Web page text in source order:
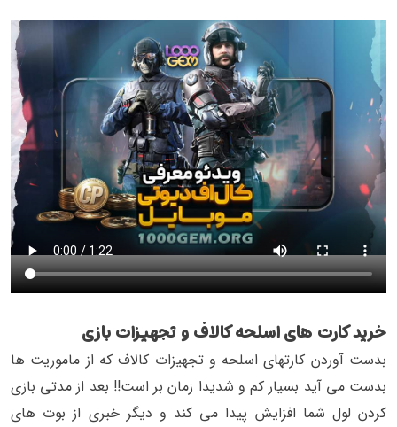
خرید کارت های اسلحه کالاف و تجهیزات بازی
بدست آوردن کارتهای اسلحه و تجهیزات کالاف که از ماموریت ها
بدست می آید بسیار کم و شدیدا زمان بر است!! بعد از مدتی بازی
کردن لول شما افزایش پیدا می کند و دیگر خبری از بوت های